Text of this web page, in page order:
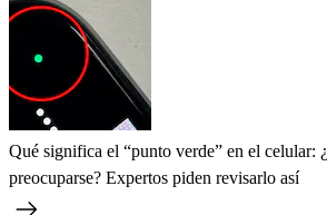
Qué significa el “punto verde” en el celular:
preocuparse? Expertos piden revisarlo así